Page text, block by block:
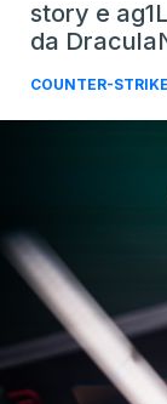
story e
da
COUNTER-STRIKE